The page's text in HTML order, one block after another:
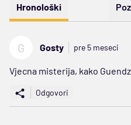
Hronološki
G Gosty pre 5 meseci
Vjecna misterija, kako
Odgovori